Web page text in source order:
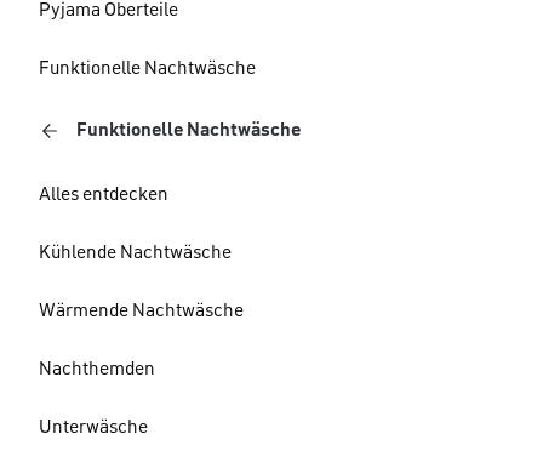
Pyjama Oberteile
Funktionelle Nachtwäsche
Funktionelle Nachtwäsche
Alles entdecken
Kühlende Nachtwäsche
Wärmende Nachtwäsche
Nachthemden
Unterwäsche